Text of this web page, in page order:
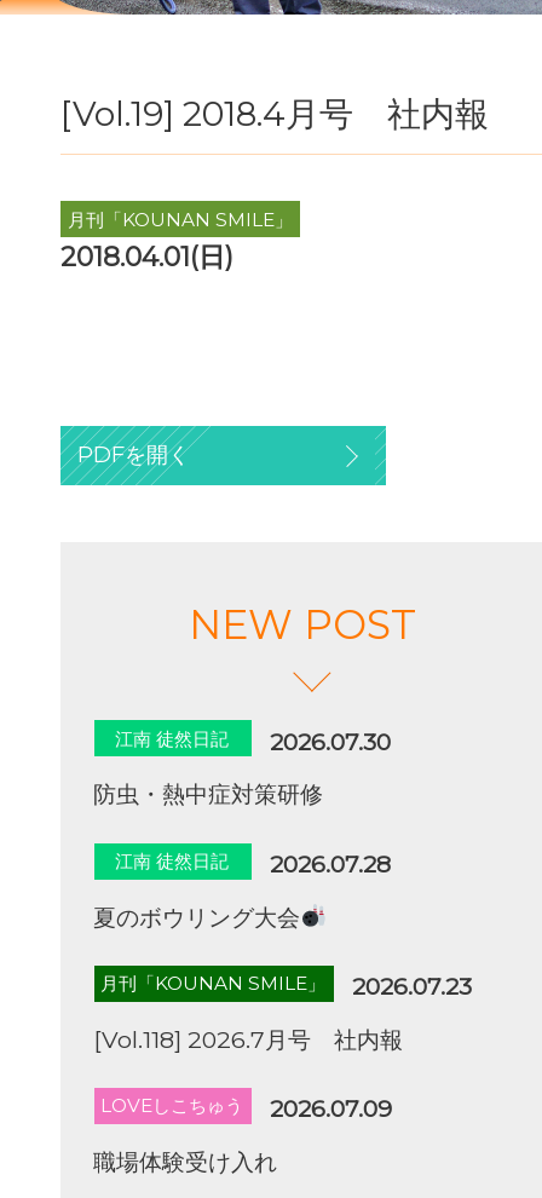
[Vol.19] 2018.4月号 社内報
月刊「KOUNAN SMILE」
2018.04.01(日)
PDFを開く
NEW POST
江南 徒然日記
2026.07.30
防虫・熱中症対策研修
江南 徒然日記
2026.07.28
夏のボウリング大会
月刊「KOUNAN SMILE」
2026.07.23
[Vol.118] 2026.7月号 社内報
LOVEしこちゅう
2026.07.09
職場体験受け入れ